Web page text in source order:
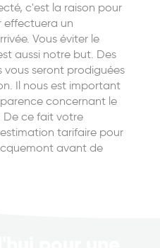
c'est la raison pour
effectuera un
Vous éviter le
aussi notre but. Des
seront prodiguées
Il nous est important
concernant le
De ce fait votre
tarifaire pour
avant de